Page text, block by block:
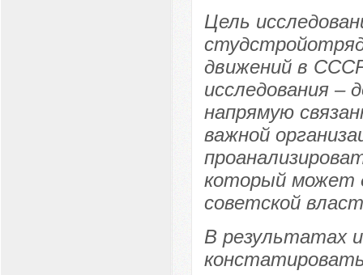
Цель
движений в
исследования –
напрямую
важной
который может
советской
В результатах